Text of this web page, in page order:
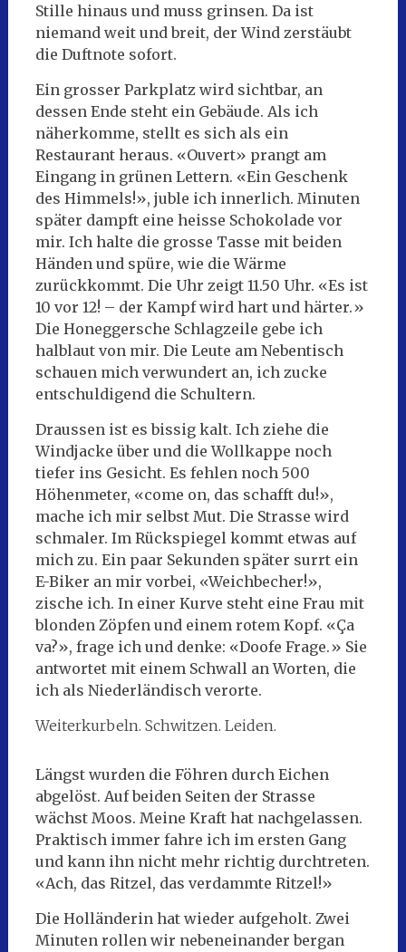
Stille hinaus und muss grinsen. Da ist
niemand weit und breit, der Wind zerstäubt
die Duftnote sofort.
Ein grosser Parkplatz wird sichtbar, an
dessen Ende steht ein Gebäude. Als ich
näherkomme, stellt es sich als ein
Restaurant heraus. «Ouvert» prangt am
Eingang in grünen Lettern. «Ein Geschenk
des Himmels!», juble ich innerlich. Minuten
später dampft eine heisse Schokolade vor
mir. Ich halte die grosse Tasse mit beiden
Händen und spüre, wie die Wärme
zurückkommt. Die Uhr zeigt 11.50 Uhr. «Es ist
10 vor 12! – der Kampf wird hart und härter.»
Die Honeggersche Schlagzeile gebe ich
halblaut von mir. Die Leute am Nebentisch
schauen mich verwundert an, ich zucke
entschuldigend die Schultern.
Draussen ist es bissig kalt. Ich ziehe die
Windjacke über und die Wollkappe noch
tiefer ins Gesicht. Es fehlen noch 500
Höhenmeter, «come on, das schafft du!»,
mache ich mir selbst Mut. Die Strasse wird
schmaler. Im Rückspiegel kommt etwas auf
mich zu. Ein paar Sekunden später surrt ein
E-Biker an mir vorbei, «Weichbecher!»,
zische ich. In einer Kurve steht eine Frau mit
blonden Zöpfen und einem rotem Kopf. «Ça
va?», frage ich und denke: «Doofe Frage.» Sie
antwortet mit einem Schwall an Worten, die
ich als Niederländisch verorte.
Weiterkurbeln. Schwitzen. Leiden.
Längst wurden die Föhren durch Eichen
abgelöst. Auf beiden Seiten der Strasse
wächst Moos. Meine Kraft hat nachgelassen.
Praktisch immer fahre ich im ersten Gang
und kann ihn nicht mehr richtig durchtreten.
«Ach, das Ritzel, das verdammte Ritzel!»
Die Holländerin hat wieder aufgeholt. Zwei
Minuten rollen wir nebeneinander bergan